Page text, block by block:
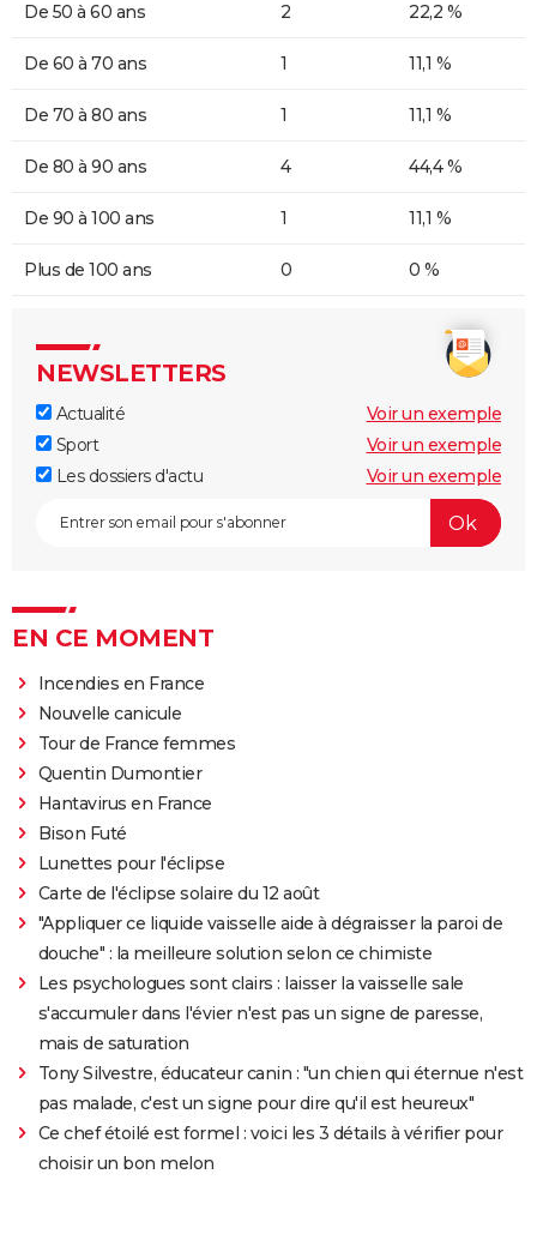
De 50 à 60 ans 2 22,2 %
De 60 à 70 ans 1 11,1 %
De 70 à 80 ans 1 11,1 %
De 80 à 90 ans 4 44,4 %
De 90 à 100 ans 1 11,1 %
Plus de 100 ans 0 0 %
NEWSLETTERS
Actualité
Voir un exemple
Sport
Voir un exemple
Les dossiers d'actu
Voir un exemple
EN CE MOMENT
Incendies en France
Nouvelle canicule
Tour de France femmes
Quentin Dumontier
Hantavirus en France
Bison Futé
Lunettes pour l'éclipse
Carte de l'éclipse solaire du 12 août
"Appliquer ce liquide vaisselle aide à dégraisser la paroi de
douche" : la meilleure solution selon ce chimiste
Les psychologues sont clairs : laisser la vaisselle sale
s'accumuler dans l'évier n'est pas un signe de paresse,
mais de saturation
Tony Silvestre, éducateur canin : "un chien qui éternue n'est
pas malade, c'est un signe pour dire qu'il est heureux"
Ce chef étoilé est formel : voici les 3 détails à vérifier pour
choisir un bon melon